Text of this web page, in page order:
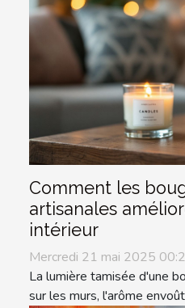
Comment les
artisanales
intérieur
Mercredi 21 mai 2025
La lumière tamisée d'une
sur les murs, l'arôme